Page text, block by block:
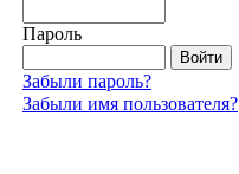
Пароль
Забыли пароль?
Забыли имя пользователя?